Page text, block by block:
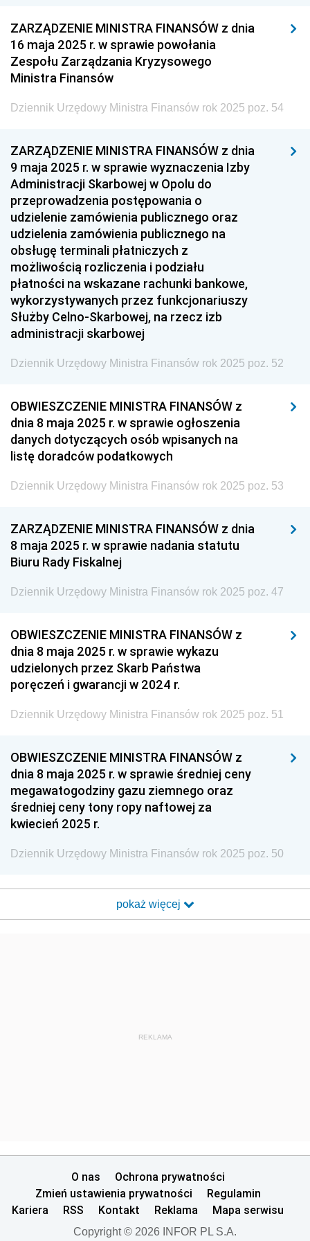
z 26 marca 2025 pozycje 21-22
z 21 marca 2025 pozycja 20
z 17 marca 2025 pozycja 19
z 12 marca 2025 pozycja 16
z 7 marca 2025 pozycja 14
z 4 marca 2025 pozycja 13
z 20 lutego 2025 pozycja 12
z 11 lutego 2025 pozycje 10-11
z 10 lutego 2025 pozycje 7-9
z 3 lutego 2025 pozycja 6
z 31 stycznia 2025 pozycja 5
z 29 stycznia 2025 pozycja 4
z 15 stycznia 2025 pozycje 1-2
2024
2023
2022
2018
2016
2015
2013
2012
2011
2008
2007
2006
2005
2004
2001
Dziennik Urzędowy Ministra Klimatu
ZARZĄDZENIE MINISTRA FINANSÓW z dnia
16 maja 2025 r. w sprawie powołania
Zespołu Zarządzania Kryzysowego
Ministra Finansów
Dziennik Urzędowy Ministra Finansów rok 2025 poz. 54
ZARZĄDZENIE MINISTRA FINANSÓW z dnia
9 maja 2025 r. w sprawie wyznaczenia Izby
Administracji Skarbowej w Opolu do
przeprowadzenia postępowania o
udzielenie zamówienia publicznego oraz
udzielenia zamówienia publicznego na
obsługę terminali płatniczych z
możliwością rozliczenia i podziału
płatności na wskazane rachunki bankowe,
wykorzystywanych przez funkcjonariuszy
Służby Celno-Skarbowej, na rzecz izb
administracji skarbowej
Dziennik Urzędowy Ministra Finansów rok 2025 poz. 52
OBWIESZCZENIE MINISTRA FINANSÓW z
dnia 8 maja 2025 r. w sprawie ogłoszenia
danych dotyczących osób wpisanych na
listę doradców podatkowych
Dziennik Urzędowy Ministra Finansów rok 2025 poz. 53
ZARZĄDZENIE MINISTRA FINANSÓW z dnia
8 maja 2025 r. w sprawie nadania statutu
Biuru Rady Fiskalnej
Dziennik Urzędowy Ministra Finansów rok 2025 poz. 47
OBWIESZCZENIE MINISTRA FINANSÓW z
dnia 8 maja 2025 r. w sprawie wykazu
udzielonych przez Skarb Państwa
poręczeń i gwarancji w 2024 r.
Dziennik Urzędowy Ministra Finansów rok 2025 poz. 51
OBWIESZCZENIE MINISTRA FINANSÓW z
dnia 8 maja 2025 r. w sprawie średniej ceny
megawatogodziny gazu ziemnego oraz
średniej ceny tony ropy naftowej za
kwiecień 2025 r.
Dziennik Urzędowy Ministra Finansów rok 2025 poz. 50
pokaż więcej
REKLAMA
O nas
Ochrona prywatności
Zmień ustawienia prywatności
Regulamin
Kariera
RSS Kontakt Reklama Mapa serwisu
Copyright © 2026 INFOR PL S.A.